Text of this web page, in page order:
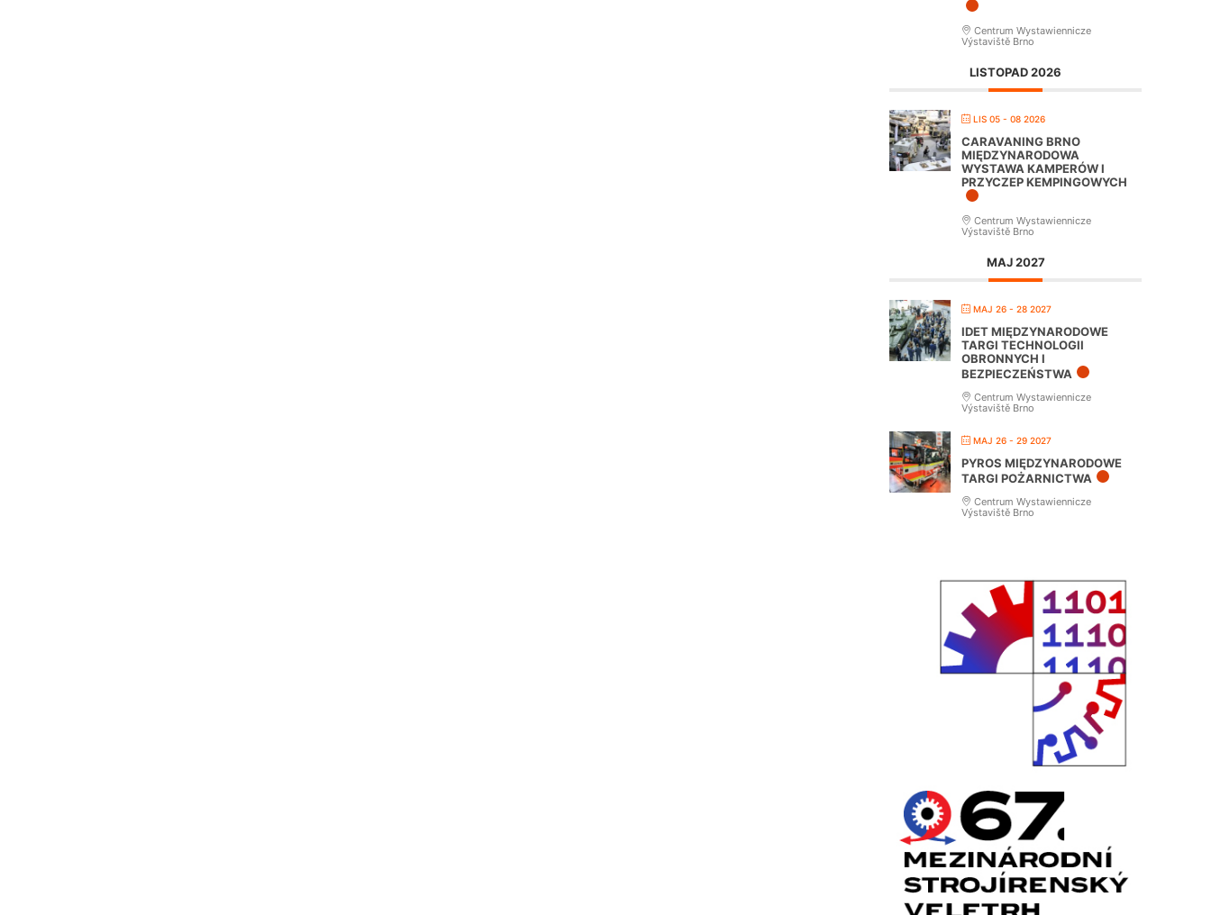
Centrum Wystawiennicze
Výstaviště Brno
LISTOPAD 2026
LIS 05 - 08 2026
CARAVANING BRNO
MIĘDZYNARODOWA
WYSTAWA KAMPERÓW I
PRZYCZEP KEMPINGOWYCH
Centrum Wystawiennicze
Výstaviště Brno
MAJ 2027
MAJ 26 - 28 2027
IDET MIĘDZYNARODOWE
TARGI TECHNOLOGII
OBRONNYCH I
BEZPIECZEŃSTWA
Centrum Wystawiennicze
Výstaviště Brno
MAJ 26 - 29 2027
PYROS MIĘDZYNARODOWE
TARGI POŻARNICTWA
Centrum Wystawiennicze
Výstaviště Brno